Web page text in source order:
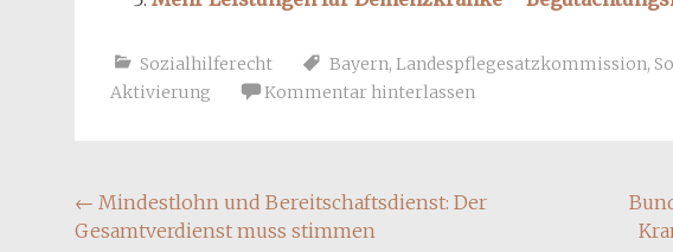
Sozialhilferecht Bayern, Landespflegesatzkommission,
Aktivierung
Kommentar hinterlassen
Beitragsnavigation
← Mindestlohn und Bereitschaftsdienst: Der
Gesamtverdienst muss stimmen